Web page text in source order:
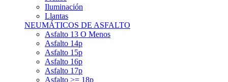
Llantas
NEUMÁTICOS DE ASFALTO
Asfalto 13 O Menos
Asfalto 14p
Asfalto 15p
Asfalto 16p
Asfalto 17p
Asfalto >= 18p
NEUMÁTICOS DE TIERRA